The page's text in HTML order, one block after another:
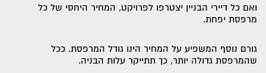
ואם כל דיירי הבניין יצטרפו לפרויקט, המחיר היחסי של כל
מרפסת יפחת.
גורם נוסף המשפיע על המחיר הינו גודל המרפסת. ככל
שהמרפסת גדולה יותר, כך תתייקר עלות הבניה.